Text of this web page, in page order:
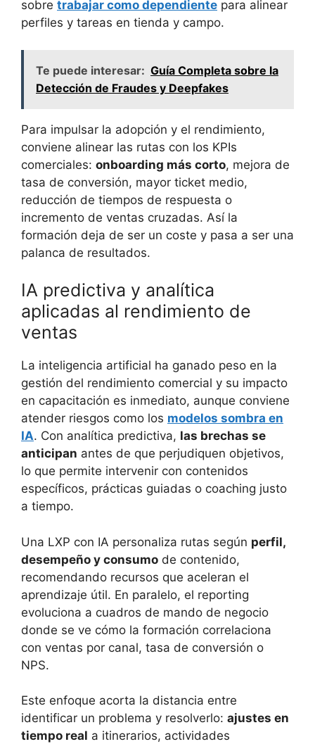
sobre trabajar como dependiente para alinear
perfiles y tareas en tienda y campo.
Te puede interesar: Guía Completa sobre la
Detección de Fraudes y Deepfakes
Para impulsar la adopción y el rendimiento,
conviene alinear las rutas con los KPIs
comerciales: onboarding más corto, mejora de
tasa de conversión, mayor ticket medio,
reducción de tiempos de respuesta o
incremento de ventas cruzadas. Así la
formación deja de ser un coste y pasa a ser una
palanca de resultados.
IA predictiva y analítica
aplicadas al rendimiento de
ventas
La inteligencia artificial ha ganado peso en la
gestión del rendimiento comercial y su impacto
en capacitación es inmediato, aunque conviene
atender riesgos como los modelos sombra en
IA. Con analítica predictiva, las brechas se
anticipan antes de que perjudiquen objetivos,
lo que permite intervenir con contenidos
específicos, prácticas guiadas o coaching justo
a tiempo.
Una LXP con IA personaliza rutas según perfil,
desempeño y consumo de contenido,
recomendando recursos que aceleran el
aprendizaje útil. En paralelo, el reporting
evoluciona a cuadros de mando de negocio
donde se ve cómo la formación correlaciona
con ventas por canal, tasa de conversión o
NPS.
Este enfoque acorta la distancia entre
identificar un problema y resolverlo: ajustes en
tiempo real a itinerarios, actividades